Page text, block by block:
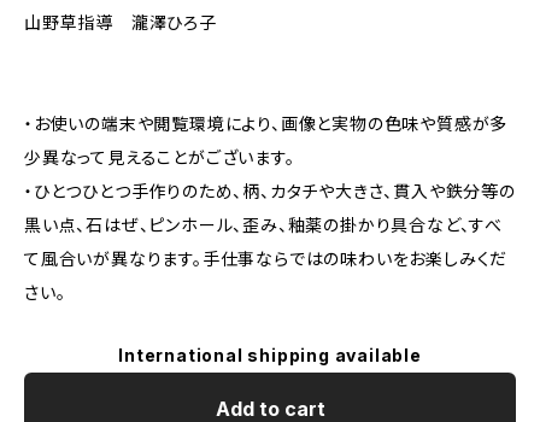
山野草指導 瀧澤ひろ子
・お使いの端末や閲覧環境により、画像と実物の色味や質感が多
少異なって見えることがございます。
・ひとつひとつ手作りのため、柄、カタチや大きさ、貫入や鉄分等の
黒い点、石はぜ、ピンホール、歪み、釉薬の掛かり具合など、すべ
て風合いが異なります。手仕事ならではの味わいをお楽しみくだ
さい。
International shipping available
Add to cart